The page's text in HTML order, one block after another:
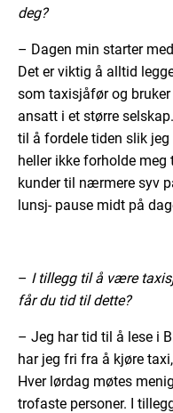
deg?
– Dagen min starter
Det er viktig å alltid
som taxisjåfør og bruker
ansatt i et større
til å fordele tiden slik
heller ikke forholde
kunder til nærmere syv
lunsj- pause midt på
– I tillegg til å være
får du tid til dette?
– Jeg har tid til å lese i
har jeg fri fra å kjøre
Hver lørdag møtes
trofaste personer. I